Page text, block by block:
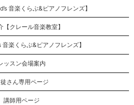
音楽くらぶ&ピアノフレンズ】
【クレール音楽教室】
音楽くらぶ&ピアノフレンズ】
ッスン会場案内
さん専用ページ
講師用ページ